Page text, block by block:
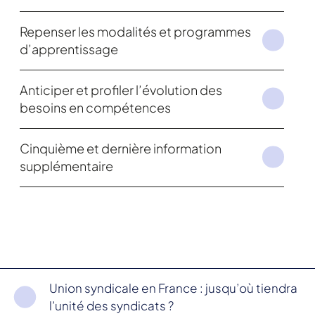
Repenser les modalités et programmes
d’apprentissage
Anticiper et profiler l’évolution des
besoins en compétences
Cinquième et dernière information
supplémentaire
Union syndicale en France : jusqu’où tiendra
l’unité des syndicats ?